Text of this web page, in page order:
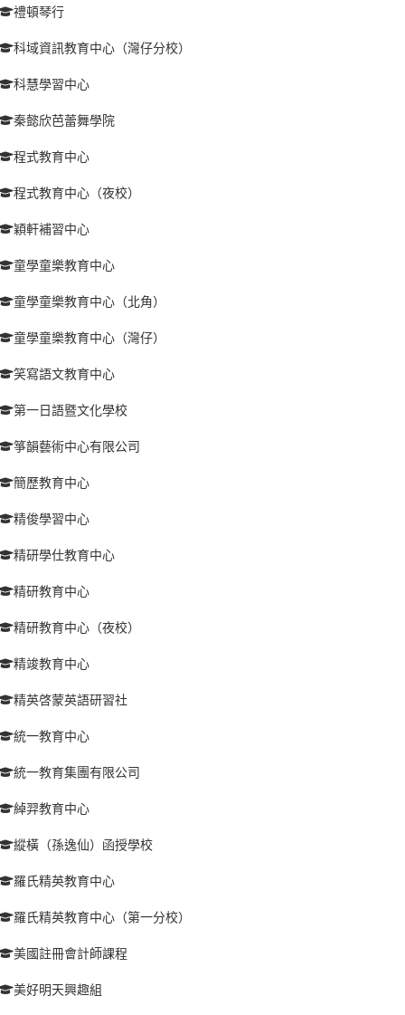
禮頓琴行
科域資訊教育中心（灣仔分校）
科慧學習中心
秦懿欣芭蕾舞學院
程式教育中心
程式教育中心（夜校）
穎軒補習中心
童學童樂教育中心
童學童樂教育中心（北角）
童學童樂教育中心（灣仔）
笑寫語文教育中心
第一日語暨文化學校
箏韻藝術中心有限公司
簡歷教育中心
精俊學習中心
精研學仕教育中心
精研教育中心
精研教育中心（夜校）
精竣教育中心
精英啓蒙英語研習社
統一教育中心
統一教育集團有限公司
綽羿教育中心
縱橫（孫逸仙）函授學校
羅氏精英教育中心
羅氏精英教育中心（第一分校）
美國註冊會計師課程
美好明天興趣組